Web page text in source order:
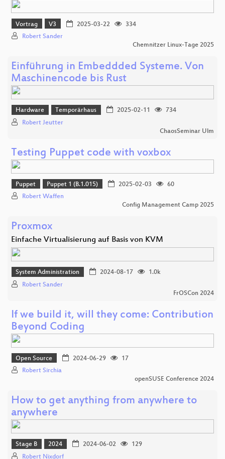
Vortrag V3 2025-03-22
334
Robert Sander
Chemnitzer Linux-Tage 2025
Einführung in Embeddded Systeme. Von
Maschinencode bis Rust
Hardware Temporärhaus 2025-02-11
734
Robert Jeutter
ChaosSeminar Ulm
Testing Puppet code with voxbox
Puppet Puppet 1 (B.1.015) 2025-02-03
60
Robert Waffen
Config Management Camp 2025
Proxmox
Einfache Virtualisierung auf Basis von KVM
System Administration 2024-08-17
1.0k
Robert Sander
FrOSCon 2024
If we build it, will they come: Contribution
Beyond Coding
Open Source 2024-06-29
17
Robert Sirchia
openSUSE Conference 2024
How to get anything from anywhere to
anywhere
Stage B 2024 2024-06-02
129
Robert Nixdorf